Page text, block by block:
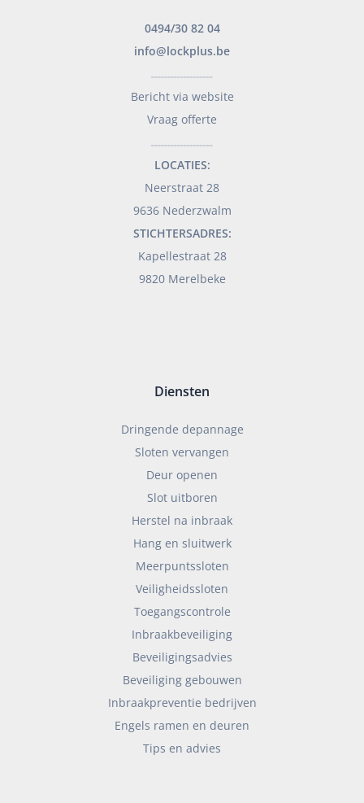
0494/30 82 04
info@lockplus.be
Bericht via website
Vraag offerte
LOCATIES:
Neerstraat 28
9636 Nederzwalm
STICHTERSADRES:
Kapellestraat 28
9820 Merelbeke
Diensten
Dringende depannage
Sloten vervangen
Deur openen
Slot uitboren
Herstel na inbraak
Hang en sluitwerk
Meerpuntssloten
Veiligheidssloten
Toegangscontrole
Inbraakbeveiliging
Beveiligingsadvies
Beveiliging gebouwen
Inbraakpreventie bedrijven
Engels ramen en deuren
Tips en advies